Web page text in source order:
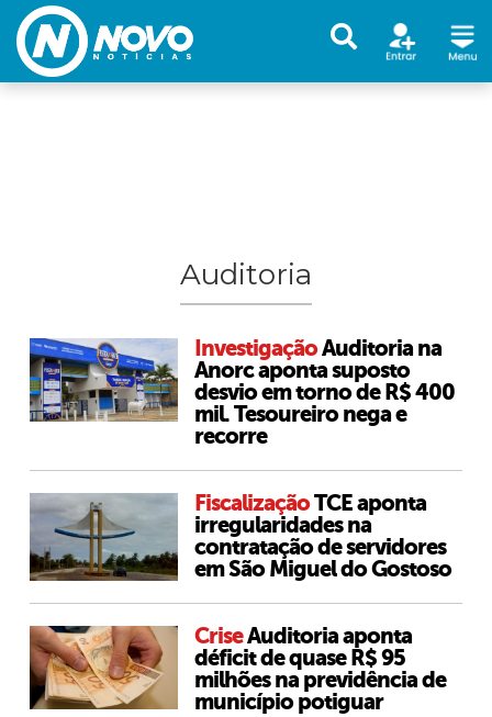
Auditoria
InvestigaçãoAuditoria na
Anorc aponta suposto
desvio em torno de R$ 400
mil. Tesoureiro nega e
recorre
FiscalizaçãoTCE aponta
irregularidades na
contratação de servidores
em São Miguel do Gostoso
CriseAuditoria aponta
déficit de quase R$ 95
milhões na previdência de
município potiguar